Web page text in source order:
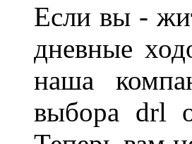
Если вы -
дневные
наша
выбора drl